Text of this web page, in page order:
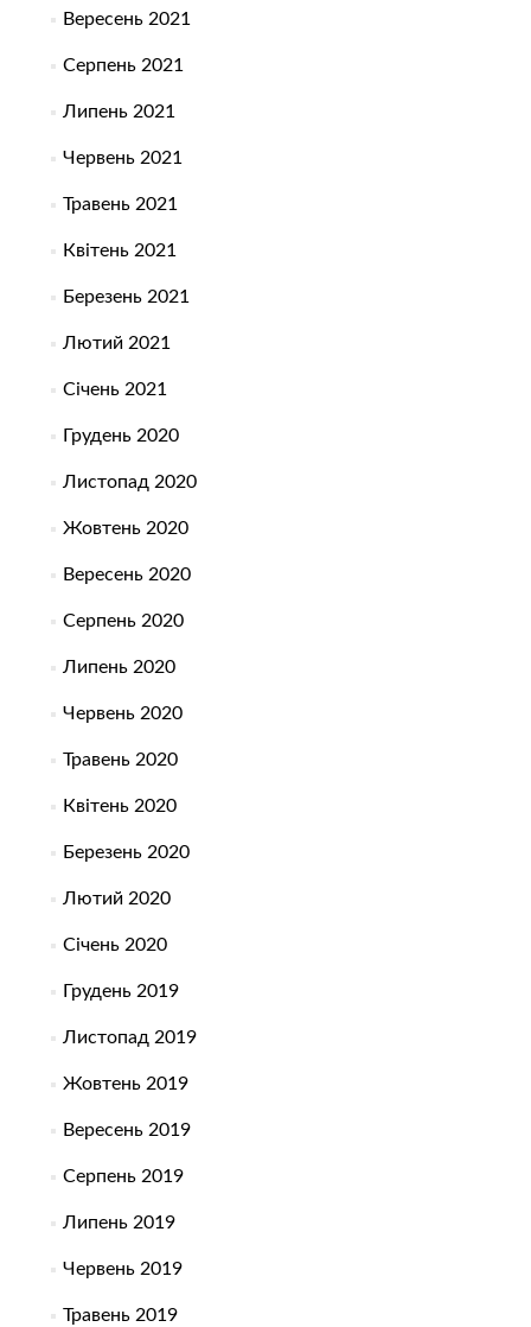
Вересень 2021
Серпень 2021
Липень 2021
Червень 2021
Травень 2021
Квітень 2021
Березень 2021
Лютий 2021
Січень 2021
Грудень 2020
Листопад 2020
Жовтень 2020
Вересень 2020
Серпень 2020
Липень 2020
Червень 2020
Травень 2020
Квітень 2020
Березень 2020
Лютий 2020
Січень 2020
Грудень 2019
Листопад 2019
Жовтень 2019
Вересень 2019
Серпень 2019
Липень 2019
Червень 2019
Травень 2019